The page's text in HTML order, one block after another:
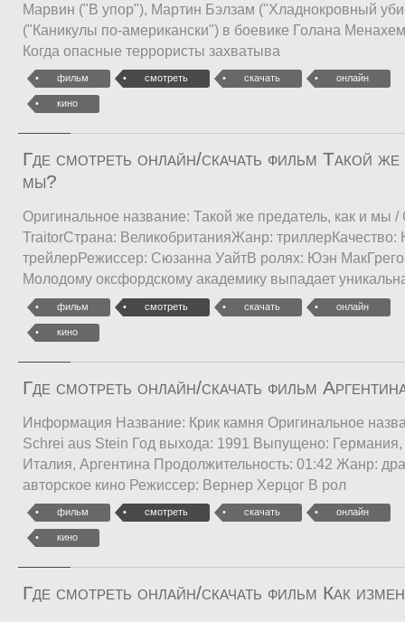
Марвин ("В упор"), Мартин Бэлзам ("Хладнокровный
("Каникулы по-американски") в боевике Голана
Когда опасные террористы захватыва
фильм смотреть скачать онлайн
кино
Где смотреть онлайн/скачать фильм Такой же
мы?
Оригинальное название: Такой же предатель, как и мы /
TraitorСтрана: ВеликобританияЖанр: триллерКачество:
трейлерРежиссер: Сюзанна УайтВ ролях: Юэн
Молодому оксфордскому академику выпадает
фильм смотреть скачать онлайн
кино
Где смотреть онлайн/скачать фильм
Информация Название: Крик камня Оригинальное
Schrei aus Stein Год выхода: 1991 Выпущено:
Италия, Аргентина Продолжительность: 01:42 Жанр:
авторское кино Режиссер: Вернер Херцог В рол
фильм смотреть скачать онлайн
кино
Где смотреть онлайн/скачать фильм Как